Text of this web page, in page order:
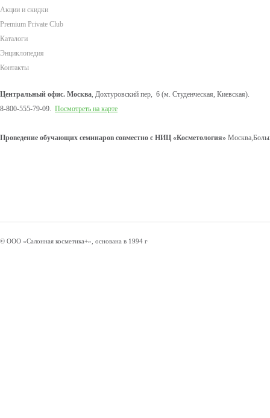
Акции и скидки
Premium Private Club
Каталоги
Энциклопедия
Контакты
Центральный офис. Москва, Дохтуровский пер, 6 (м. Студенческая, Киевская).
8-800-555-79-09. Посмотреть на карте
Проведение обучающих семинаров совместно с НИЦ «Косметология»
© ООО «Салонная косметика+», основана в 1994 г